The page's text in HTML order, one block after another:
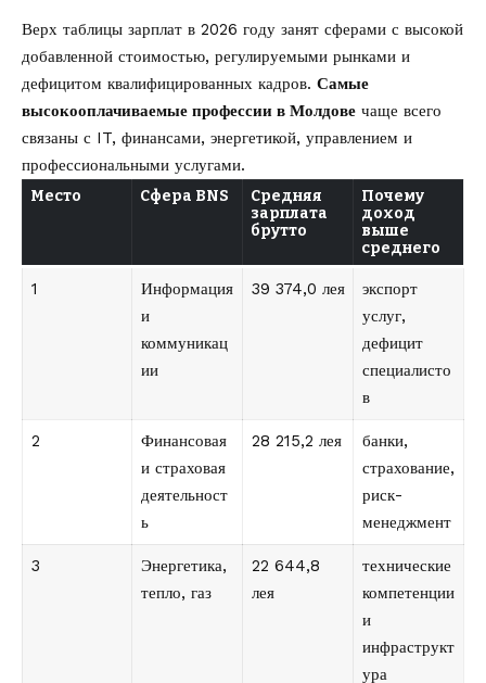
Верх таблицы зарплат в 2026 году занят сферами с высокой
добавленной стоимостью, регулируемыми рынками и
дефицитом квалифицированных кадров. Самые
высокооплачиваемые профессии в Молдове чаще всего
связаны с IT, финансами, энергетикой, управлением и
профессиональными услугами.
Место Сфера BNS
Средняя
зарплата
брутто
Почему
доход
выше
среднего
1
Информация
и
коммуникац
ии
39 374,0 лея
экспорт
услуг,
дефицит
специалисто
в
2
Финансовая
и страховая
деятельност
ь
28 215,2 лея
банки,
страхование,
риск-
менеджмент
3
Энергетика,
тепло, газ
22 644,8
лея
технические
компетенции
и
инфраструкт
ура